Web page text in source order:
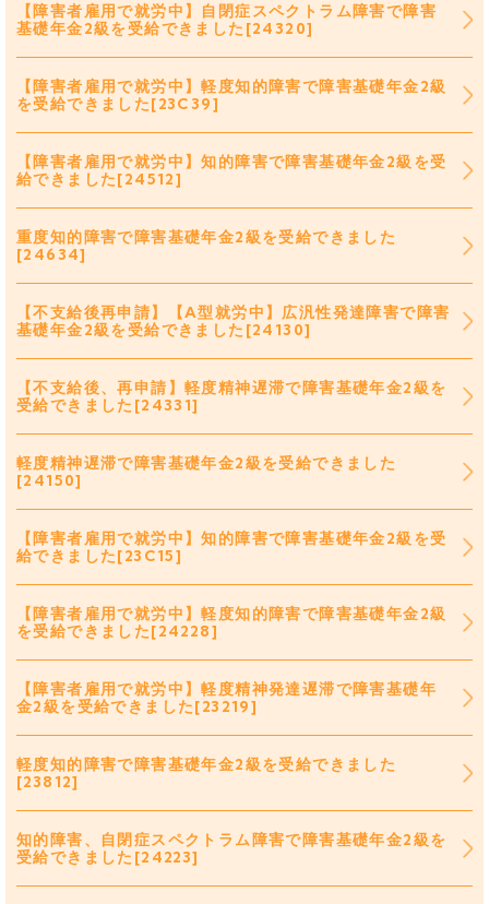
【障害者雇用で就労中】自閉症スペクトラム障害で障害
基礎年金2級を受給できました[24320]
【障害者雇用で就労中】軽度知的障害で障害基礎年金2級
を受給できました[23C39]
【障害者雇用で就労中】知的障害で障害基礎年金2級を受
給できました[24512]
重度知的障害で障害基礎年金2級を受給できました
[24634]
【不支給後再申請】【A型就労中】広汎性発達障害で障害
基礎年金2級を受給できました[24130]
【不支給後、再申請】軽度精神遅滞で障害基礎年金2級を
受給できました[24331]
軽度精神遅滞で障害基礎年金2級を受給できました
[24150]
【障害者雇用で就労中】知的障害で障害基礎年金2級を受
給できました[23C15]
【障害者雇用で就労中】軽度知的障害で障害基礎年金2級
を受給できました[24228]
【障害者雇用で就労中】軽度精神発達遅滞で障害基礎年
金2級を受給できました[23219]
軽度知的障害で障害基礎年金2級を受給できました
[23812]
知的障害、自閉症スペクトラム障害で障害基礎年金2級を
受給できました[24223]